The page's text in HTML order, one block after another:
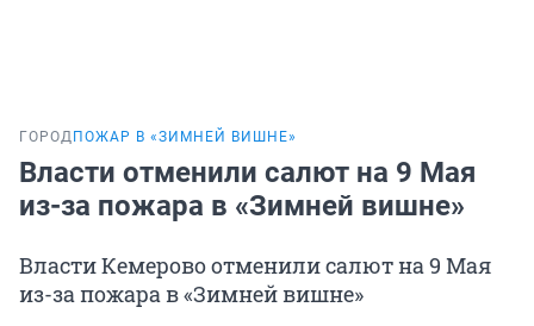
ГОРОД ПОЖАР В «ЗИМНЕЙ ВИШНЕ»
Власти отменили салют на 9 Мая
из-за пожара в «Зимней вишне»
Власти Кемерово отменили салют на 9 Мая
из-за пожара в «Зимней вишне»